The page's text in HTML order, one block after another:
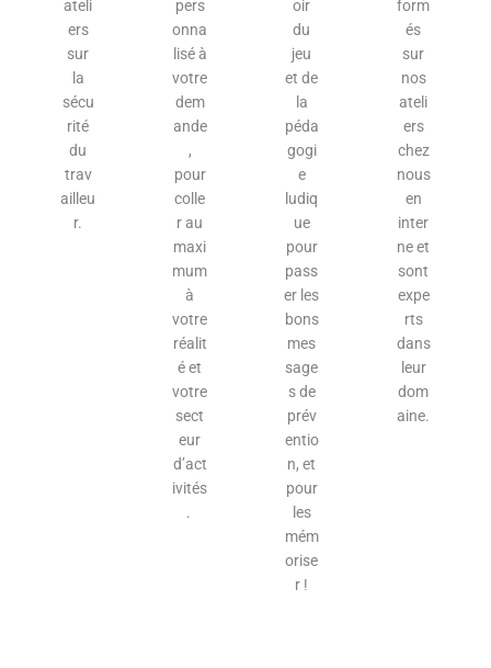
ateli
ers
sur
la
sécu
rité
du
trav
ailleu
r.
pers
onna
lisé à
votre
dem
ande
,
pour
colle
r au
maxi
mum
à
votre
réalit
é et
votre
sect
eur
d’act
ivités
.
oir
du
jeu
et de
la
péda
gogi
e
ludiq
ue
pour
pass
er les
bons
mes
sage
s de
prév
entio
n, et
pour
les
mém
orise
r !
form
és
sur
nos
ateli
ers
chez
nous
en
inter
ne et
sont
expe
rts
dans
leur
dom
aine.